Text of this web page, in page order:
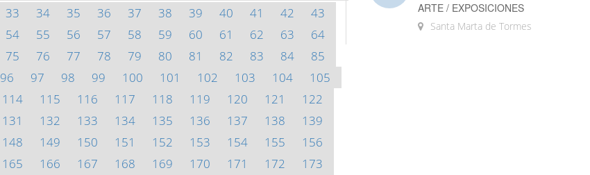
33 34 35 36 37 38 39 40 41 42
43
54 55 56 57 58 59 60 61 62 63
64
75 76 77 78 79 80 81 82 83 84
85
96 97 98 99 100 101 102 103 104
105
114 115 116 117 118 119 120 121
122
131 132 133 134 135 136 137 138
139
148 149 150 151 152 153 154 155
156
165 166 167 168 169 170 171 172
173
ARTE / EXPOSICIONES
Santa Marta de Tormes